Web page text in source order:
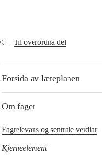
Til overordna del
Forsida av læreplanen
Om faget
Fagrelevans og sentrale verdiar
Kjerneelement